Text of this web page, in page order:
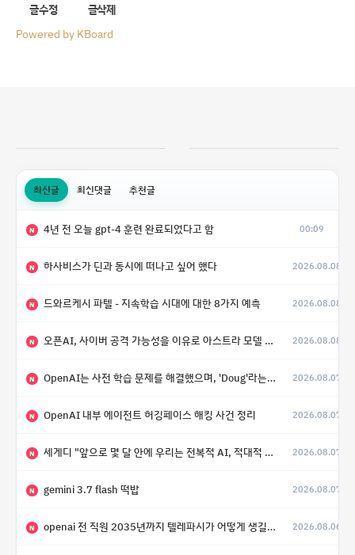
글수정
글삭제
Powered by KBoard
최신글 최신댓글 추천글
N 4년 전 오늘 gpt-4 훈련 완료되었다고 함 00:09
N 하사비스가 딘과 동시에 떠나고 싶어 했다 2026.08.08
N 드와르케시 파텔 - 지속학습 시대에 대한 8가지 예측 2026.08.08
N 오픈AI, 사이버 공격 가능성을 이유로 아스트라 모델 출시 연기 2026.08.08
N OpenAI는 사전 학습 문제를 해결했으며, 'Doug'라는 코드명을 가진 훨씬 더 큰 모델을 활발히 개발 중 2026.08.07
N OpenAI 내부 에이전트 허깅페이스 해킹 사건 정리 2026.08.07
N 세게디 "앞으로 몇 달 안에 우리는 전복적 AI, 적대적 AI 둘 다 보게 될 것" 2026.08.07
N gemini 3.7 flash 떡밥 2026.08.07
N openai 전 직원 2035년까지 텔레파시가 어떻게 생길 수 있는지 2026.08.06